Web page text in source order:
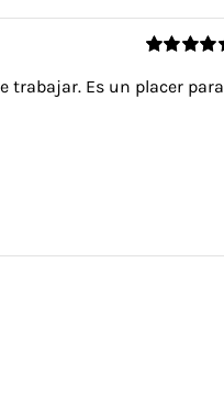
con5de 5
trabajar. Es un placer para